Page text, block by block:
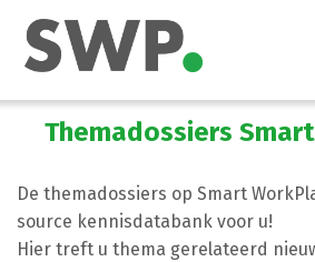
Themadossiers
De themadossiers op Smart
source kennisdatabank voor u!
Hier treft u thema gerelateerd